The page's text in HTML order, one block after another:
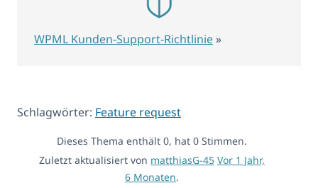
Schlagwörter: Feature request
Dieses Thema enthält 0, hat 0 Stimmen.
Zuletzt aktualisiert von matthiasG-45 Vor 1 Jahr,
6 Monaten.
WPML Kunden-Support-Richtlinie »